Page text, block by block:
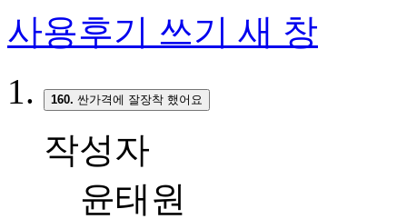
사용후기 쓰기 새 창
160. 싼가격에 잘장착 했어요
작성자
윤태원